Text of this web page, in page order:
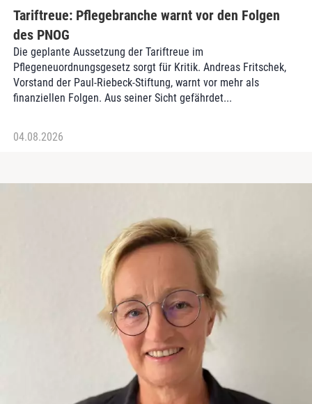
Tariftreue: Pflegebranche warnt vor den Folgen
des PNOG
Die geplante Aussetzung der Tariftreue im
Pflegeneuordnungsgesetz sorgt für Kritik. Andreas Fritschek,
Vorstand der Paul-Riebeck-Stiftung, warnt vor mehr als
finanziellen Folgen. Aus seiner Sicht gefährdet...
04.08.2026